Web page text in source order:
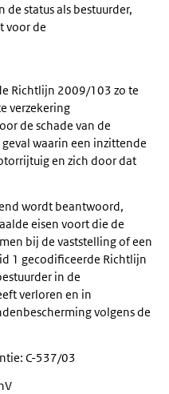
de status als bestuurder,
voor de
Richtlijn 2009/103 zo te
verzekering
de schade van de
waarin een inzittende
en zich door dat
wordt beantwoord,
eisen voort die de
bij de vaststelling of een
1 gecodificeerde Richtlijn
in de
verloren en in
volgens de
C-537/03